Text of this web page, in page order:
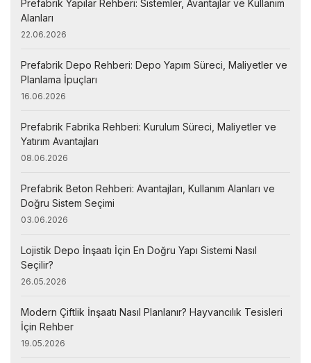
Prefabrik Yapılar Rehberi: Sistemler, Avantajlar ve Kullanım
Alanları
22.06.2026
Prefabrik Depo Rehberi: Depo Yapım Süreci, Maliyetler ve
Planlama İpuçları
16.06.2026
Prefabrik Fabrika Rehberi: Kurulum Süreci, Maliyetler ve
Yatırım Avantajları
08.06.2026
Prefabrik Beton Rehberi: Avantajları, Kullanım Alanları ve
Doğru Sistem Seçimi
03.06.2026
Lojistik Depo İnşaatı İçin En Doğru Yapı Sistemi Nasıl
Seçilir?
26.05.2026
Modern Çiftlik İnşaatı Nasıl Planlanır? Hayvancılık Tesisleri
İçin Rehber
19.05.2026